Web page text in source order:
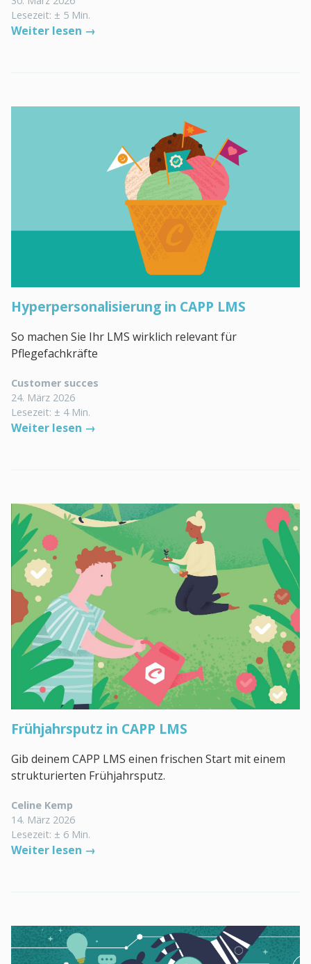
Lesezeit: ± 5 Min.
Weiter lesen →
Hyperpersonalisierung in CAPP LMS
So machen Sie Ihr LMS wirklich relevant für
Pflegefachkräfte
Customer succes
24. März 2026
Lesezeit: ± 4 Min.
Weiter lesen →
Frühjahrsputz in CAPP LMS
Gib deinem CAPP LMS einen frischen Start mit einem
strukturierten Frühjahrsputz.
Celine Kemp
14. März 2026
Lesezeit: ± 6 Min.
Weiter lesen →